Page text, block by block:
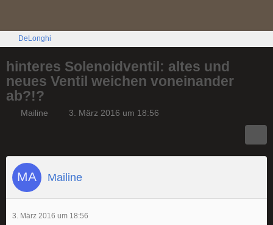
DeLonghi
hinteres Solenoidventil: altes und
neues Ventil weichen voneinander
ab?!?
Mailine 3. März 2016 um 18:56
Mailine
3. März 2016 um 18:56